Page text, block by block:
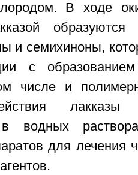
В ходе
образуются
и семихиноны,
с образованием
числе и
водных
для лечения